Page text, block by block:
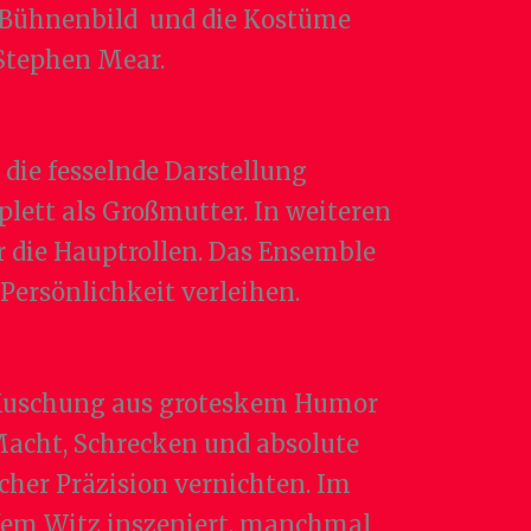
Bühnenbild und die Kostüme
Mear.
fesselnde Darstellung
als Großmutter. In weiteren
Hauptrollen. Das Ensemble
verleihen.
aus groteskem Humor
Schrecken und absolute
Präzision vernichten. Im
Witz inszeniert, manchmal